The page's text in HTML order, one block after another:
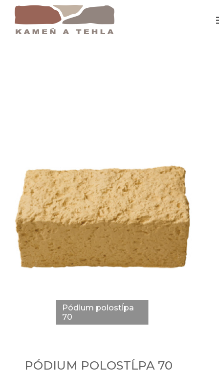
Domov Pódium Polostĺpa 70
Pódium polostĺpa
70
PÓDIUM POLOSTĹPA 70